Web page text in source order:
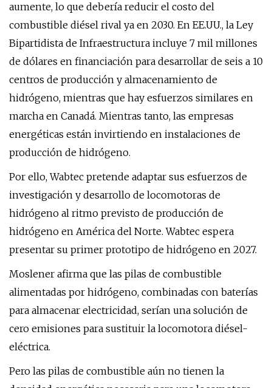
aumente, lo que debería reducir el costo del
combustible diésel rival ya en 2030. En EE.UU., la Ley
Bipartidista de Infraestructura incluye 7 mil millones
de dólares en financiación para desarrollar de seis a 10
centros de producción y almacenamiento de
hidrógeno, mientras que hay esfuerzos similares en
marcha en Canadá. Mientras tanto, las empresas
energéticas están invirtiendo en instalaciones de
producción de hidrógeno.
Por ello, Wabtec pretende adaptar sus esfuerzos de
investigación y desarrollo de locomotoras de
hidrógeno al ritmo previsto de producción de
hidrógeno en América del Norte. Wabtec espera
presentar su primer prototipo de hidrógeno en 2027.
Moslener afirma que las pilas de combustible
alimentadas por hidrógeno, combinadas con baterías
para almacenar electricidad, serían una solución de
cero emisiones para sustituir la locomotora diésel-
eléctrica.
Pero las pilas de combustible aún no tienen la